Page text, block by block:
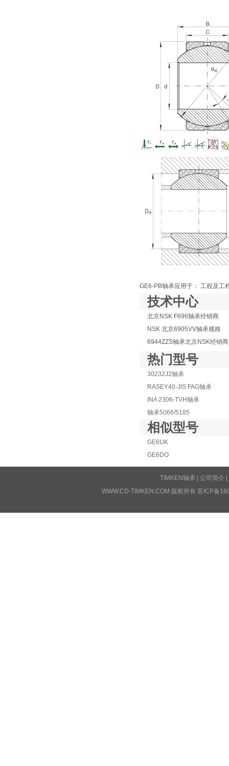
GE6-PB轴承应用于： 工程及工
技术中心
北京NSK F696轴承经销商
NSK 北京6905VV轴承规格
6944ZZS轴承北京NSK经销商
热门型号
30232J2轴承
RASEY40-JIS FAG轴承
INA 2306-TVH轴承
轴承5066/5185
相似型号
GE6UK
GE6DO
TIMKEN轴承 公司简介
WWW.CD-TIMKEN.COM 版权所有 苏ICP备